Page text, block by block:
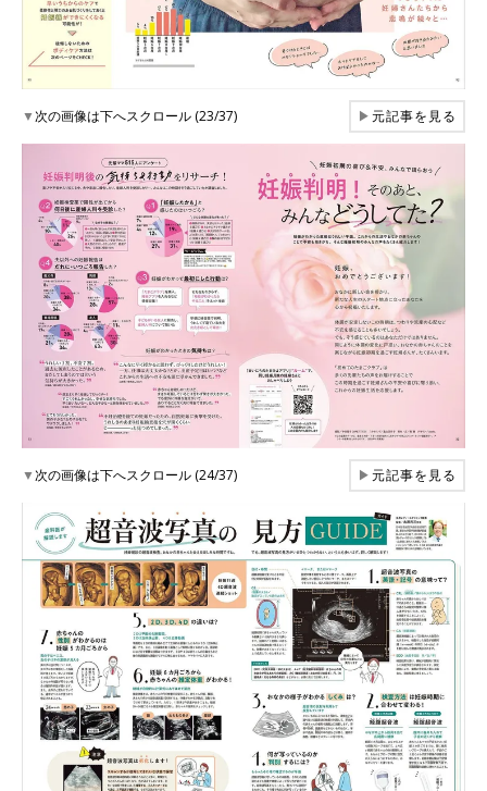
▼次の画像は下へスクロール (23/37) ▶元記事を見る
▼次の画像は下へスクロール (24/37) ▶元記事を見る